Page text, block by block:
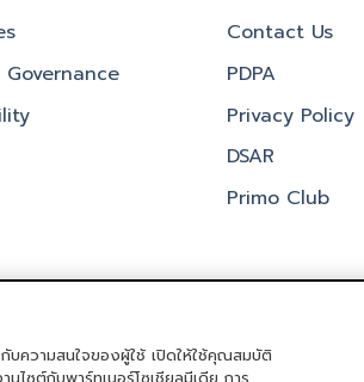
Contact Us
PDPA
Privacy Policy
DSAR
Primo Club
PRIMO CLUB เกี่ยวกับเรา นักลงทุนสัมพันธ์
บความสนใจของผู้ใช้ เปิดให้ใช้คุณสมบัติ